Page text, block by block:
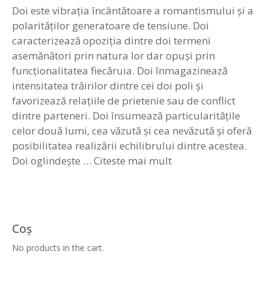
Doi este vibrația încântătoare a romantismului și a
polarităților generatoare de tensiune. Doi
caracterizează opoziția dintre doi termeni
asemănători prin natura lor dar opuși prin
funcționalitatea fiecăruia. Doi înmagazinează
intensitatea trăirilor dintre cei doi poli și
favorizează relațiile de prietenie sau de conflict
dintre parteneri. Doi însumează particularitățile
celor două lumi, cea văzută și cea nevăzută și oferă
posibilitatea realizării echilibrului dintre acestea.
Doi oglindește … Citeste mai mult
Coș
No products in the cart.